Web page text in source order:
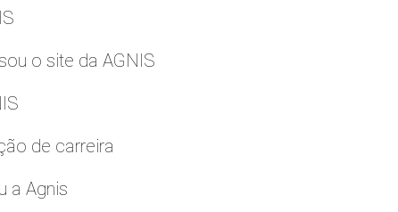
o site da AGNIS
de carreira
a Agnis